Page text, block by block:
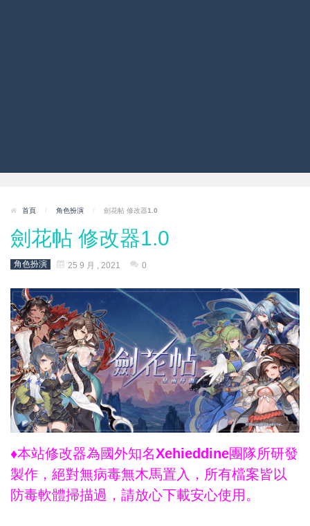
首頁 / 角色扮演 / 劍花帖 修改器1.0
劍花帖 修改器1.0
角色扮演 25 9 月 , 2021 0
♦本站修改器為國外知名Xehieddine團隊所研發
製作，絕對無病毒無木馬置入，所有檔案皆以
防毒軟體掃描過，請放心下載安心使用。